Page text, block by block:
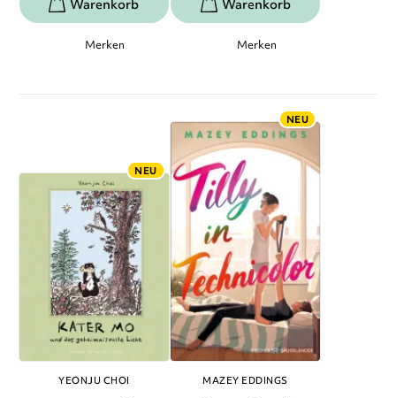
Merken Merken
NEU
YEONJU CHOI
NEU
MAZEY EDDINGS